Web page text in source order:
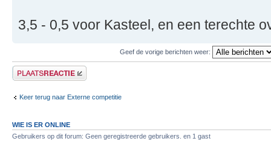
3,5 - 0,5 voor Kasteel, en een terechte
Geef de vorige berichten weer:
Plaats een reactie
Keer terug naar Externe competitie
WIE IS ER ONLINE
Gebruikers op dit forum: Geen geregistreerde gebruikers. en 1 gast